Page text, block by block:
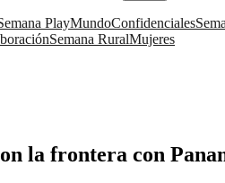
PlayMundoConfidenciales
Semana RuralMujeres
la frontera con